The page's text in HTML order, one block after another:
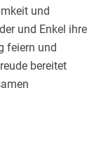
und
und Enkel ihre
feiern und
bereitet